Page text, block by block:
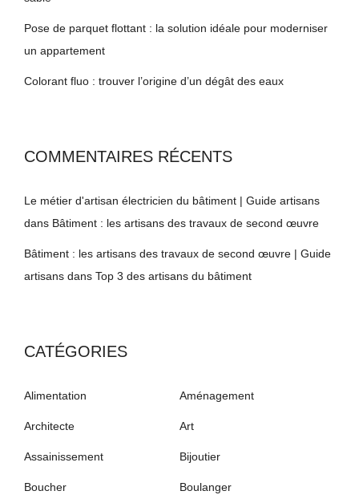
Pose de parquet flottant : la solution idéale pour moderniser
un appartement
Colorant fluo : trouver l’origine d’un dégât des eaux
COMMENTAIRES RÉCENTS
Le métier d'artisan électricien du bâtiment | Guide artisans
dans Bâtiment : les artisans des travaux de second œuvre
Bâtiment : les artisans des travaux de second œuvre | Guide
artisans dans Top 3 des artisans du bâtiment
CATÉGORIES
Alimentation Aménagement
Architecte Art
Assainissement Bijoutier
Boucher Boulanger